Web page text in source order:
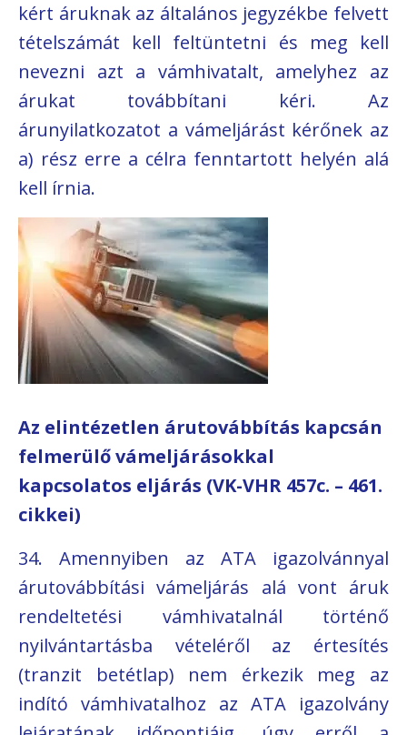
kért áruknak az általános jegyzékbe felvett
tételszámát kell feltüntetni és meg kell
nevezni azt a vámhivatalt, amelyhez az
árukat továbbítani kéri. Az
árunyilatkozatot a vámeljárást kérőnek az
a) rész erre a célra fenntartott helyén alá
kell írnia.
Az elintézetlen árutovábbítás kapcsán
felmerülő vámeljárásokkal
kapcsolatos eljárás (VK-VHR 457c. – 461.
cikkei)
34. Amennyiben az ATA igazolvánnyal
árutovábbítási vámeljárás alá vont áruk
rendeltetési vámhivatalnál történő
nyilvántartásba vételéről az értesítés
(tranzit betétlap) nem érkezik meg az
indító vámhivatalhoz az ATA igazolvány